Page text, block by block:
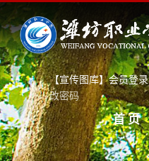
【宣传图库】会员登
改密码
首 页